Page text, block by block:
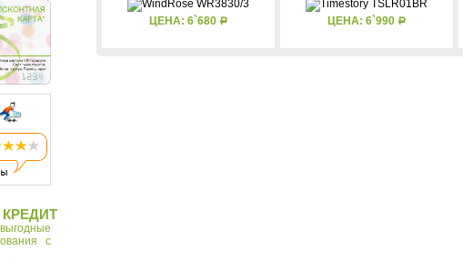
с
ЦЕНА: 6`680 Р ЦЕНА: 6`990 Р